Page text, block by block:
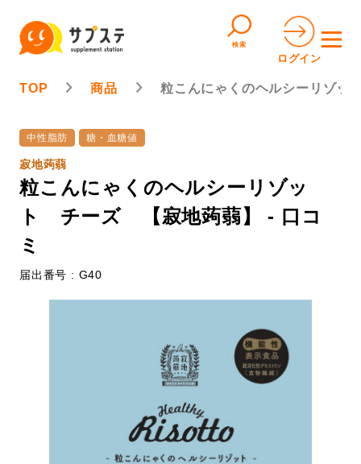
検索
ログイン
TOP 商品 粒こんにゃくのヘルシーリゾ
中性脂肪 糖・血糖値
寂地蒟蒻
粒こんにゃくのヘルシーリゾッ
ト チーズ 【寂地蒟蒻】 - 口コ
ミ
届出番号 : G40